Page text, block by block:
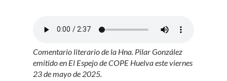
Comentario literario de la Hna. Pilar González
emitido en El Espejo de COPE Huelva este viernes
23 de mayo de 2025.